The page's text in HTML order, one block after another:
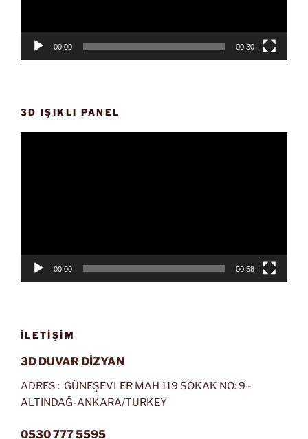
00:00 00:30
3D IŞIKLI PANEL
00:00 00:58
İLETIŞIM
3D DUVAR DİZYAN
ADRES : GÜNEŞEVLER MAH 119 SOKAK NO: 9 -
ALTINDAĞ-ANKARA/TURKEY
0530 777 5595